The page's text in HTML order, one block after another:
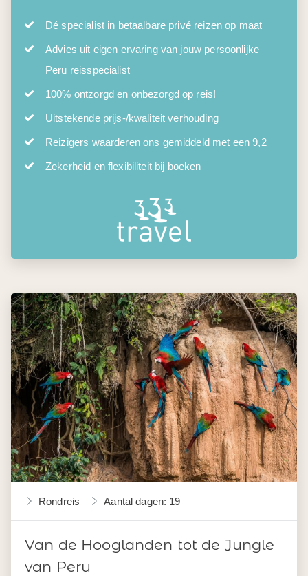
Dé specialist in betaalbare privé reizen op maat
Advies uit eigen ervaring van jouw persoonlijke
Peru reisspecialist
100% ontzorgd en onbezorgd op reis!
Uitstekende prijs-/kwaliteit verhouding
Reizigers waarderen ons gemiddeld met een 9,2
Zekerheid en flexibiliteit bij boeken
Rondreis Aantal dagen: 19
Van de Hooglanden tot de Jungle
van Peru